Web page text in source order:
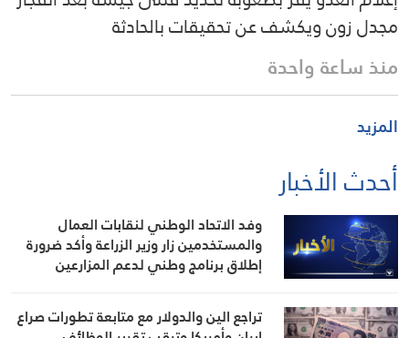
مجدل زون ويكشف عن تحقيقات بالحادثة
منذ ساعة واحدة
المزيد
أحدث الأخبار
وفد الاتحاد الوطني لنقابات العمال
والمستخدمين زار وزير الزراعة وأكد ضرورة
إطلاق برنامج وطني لدعم المزارعين
تراجع الين والدولار مع متابعة تطورات صراع